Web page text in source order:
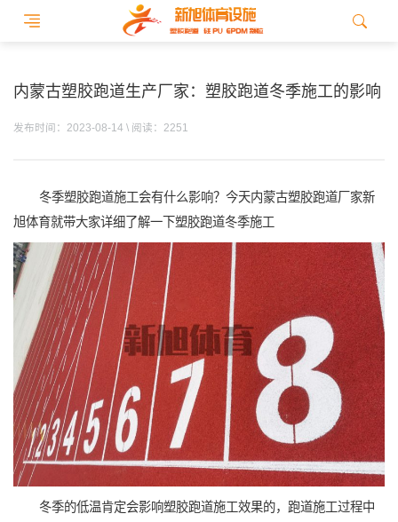
内蒙古塑胶跑道生产厂家：塑胶跑道冬季施工的影响
发布时间：2023-08-14 \ 阅读：2251
冬季塑胶跑道施工会有什么影响？今天内蒙古塑胶跑道厂家新
旭体育就带大家详细了解一下塑胶跑道冬季施工
冬季的低温肯定会影响塑胶跑道施工效果的，跑道施工过程中